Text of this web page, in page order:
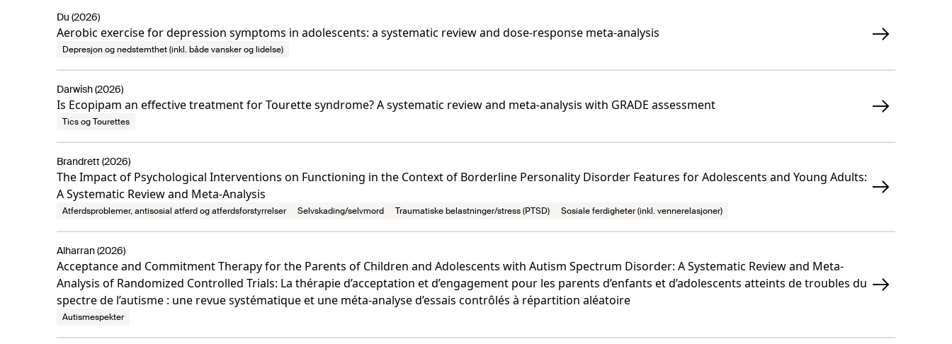
Aerobic exercise for depression symptoms in adolescents: a systematic review and dose-response meta-analysis
Du (2026)
Depresjon og nedstemthet (inkl. både vansker og lidelse)
Is Ecopipam an effective treatment for Tourette syndrome? A systematic review and meta-analysis with GRADE assessment
Darwish (2026)
Tics og Tourettes
The Impact of Psychological Interventions on Functioning in the Context of Borderline Personality Disorder Features for Adolescents and Young Adults:
A Systematic Review and Meta-Analysis
Brandrett (2026)
Atferdsproblemer, antisosial atferd og atferdsforstyrrelser Selvskading/selvmord Traumatiske belastninger/stress (PTSD) Sosiale ferdigheter (inkl. vennerelasjoner)
Acceptance and Commitment Therapy for the Parents of Children and Adolescents with Autism Spectrum Disorder: A Systematic Review and Meta-
Analysis of Randomized Controlled Trials: La thérapie d’acceptation et d’engagement pour les parents d’enfants et d’adolescents atteints de troubles du
spectre de l’autisme : une revue systématique et une méta-analyse d’essais contrôlés à répartition aléatoire
Alharran (2026)
Autismespekter